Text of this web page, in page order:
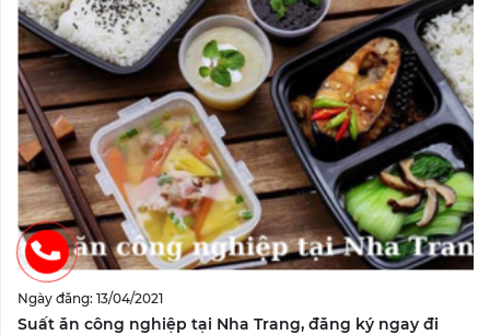
Ngày đăng: 13/04/2021
Suất ăn công nghiệp tại Nha Trang, đăng ký ngay đi